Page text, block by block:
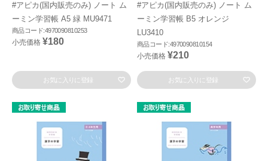
#アピカ(国内販売のみ) ノート ム
ーミン学習帳 A5 緑 MU9471
商品コード:4970090810253
小売価格 ¥180
お気に入りに登録
#アピカ(国内販売のみ) ノート ム
ーミン学習帳 B5 オレンジ
LU3410
商品コード:4970090810154
小売価格 ¥210
お気に入りに登録